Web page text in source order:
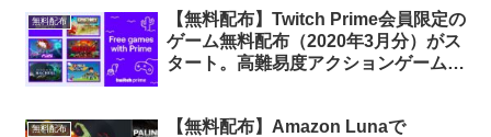
無料配布
【無料配布】Twitch Prime会員限定の
ゲーム無料配布（2020年3月分）がス
タート。高難易度アクションゲーム
無料配布
【無料配布】Amazon Lunaで